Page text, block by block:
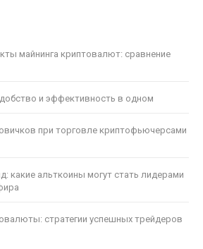
майнинга криптовалют: сравнение
и эффективность в одном
при торговле криптофьючерсами
какие альткоины могут стать лидерами
стратегии успешных трейдеров